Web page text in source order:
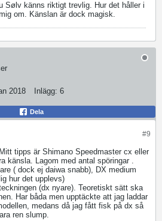
Sølv känns riktigt trevlig. Hur det håller i
om. Känslan är dock magisk.
2018 Inlägg: 6
Dela
#9
tipps är Shimano Speedmaster cx eller
känsla. Lagom med antal spöringar .
( dock ej daiwa snabb), DX medium
hur det upplevs)
(dx nyare). Teoretiskt sätt ska
Har båda men upptäckte att jag laddar
medans då jag fått fisk på dx så
ren slump.